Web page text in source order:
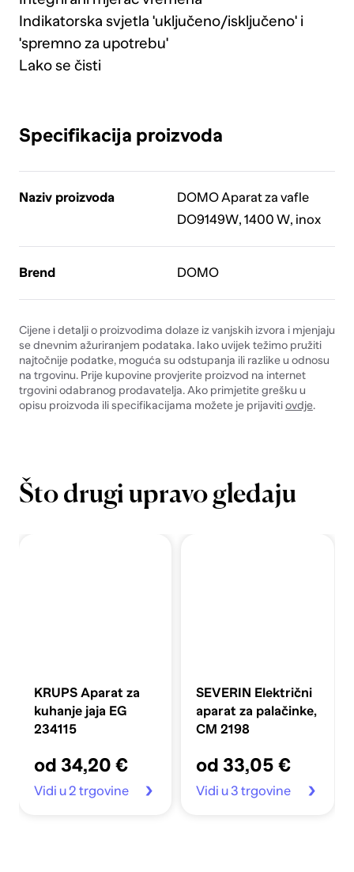
Indikatorska svjetla 'uključeno/isključeno' i
'spremno za upotrebu'
Lako se čisti
Specifikacija proizvoda
Naziv proizvoda
DOMO Aparat za vafle
DO9149W, 1400 W, inox
Brend DOMO
Cijene i detalji o proizvodima dolaze iz vanjskih izvora i mjenjaju
se dnevnim ažuriranjem podataka. Iako uvijek težimo pružiti
najtočnije podatke, moguća su odstupanja ili razlike u odnosu
na trgovinu. Prije kupovine provjerite proizvod na internet
trgovini odabranog prodavatelja. Ako primjetite grešku u
opisu proizvoda ili specifikacijama možete je prijavitiovdje.
Što drugi upravo gledaju
KRUPS Aparat za
kuhanje jaja EG
234115
od 34,20 €
Vidi u 2 trgovine
SEVERIN Električni
aparat za palačinke,
CM 2198
od 33,05 €
Vidi u 3 trgovine